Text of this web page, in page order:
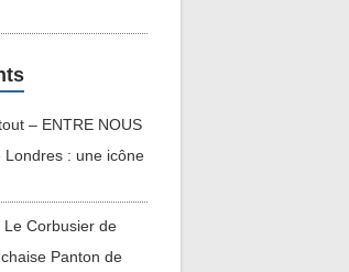
– ENTRE NOUS
: une icône
Corbusier de
Panton de